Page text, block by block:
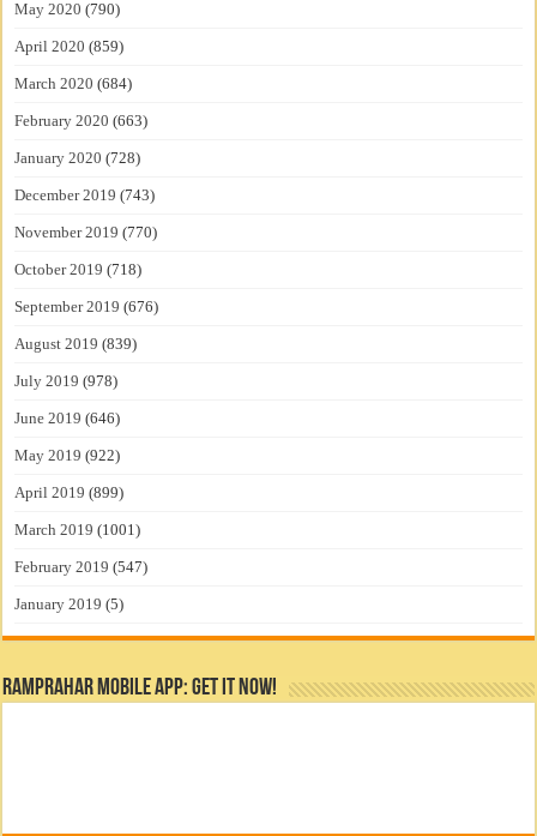
May 2020 (790)
April 2020 (859)
March 2020 (684)
February 2020 (663)
January 2020 (728)
December 2019 (743)
November 2019 (770)
October 2019 (718)
September 2019 (676)
August 2019 (839)
July 2019 (978)
June 2019 (646)
May 2019 (922)
April 2019 (899)
March 2019 (1001)
February 2019 (547)
January 2019 (5)
RamPrahar Mobile App: Get it Now!